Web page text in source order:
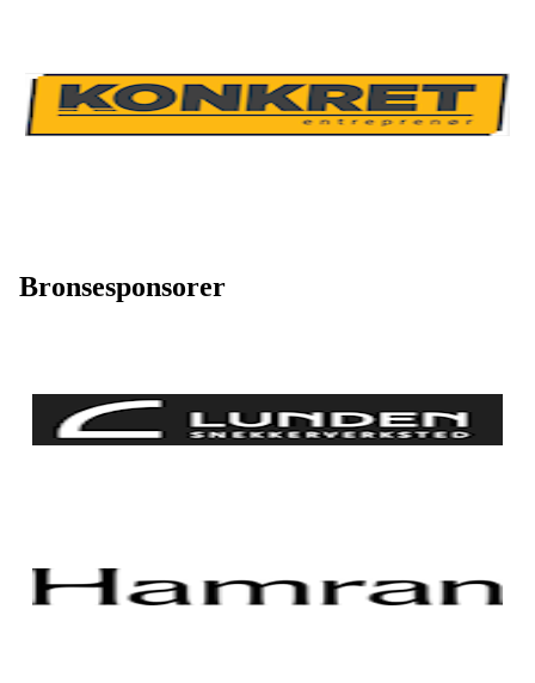
Bronsesponsorer